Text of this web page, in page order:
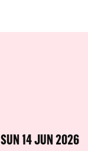
SUN 14 JUN 2026